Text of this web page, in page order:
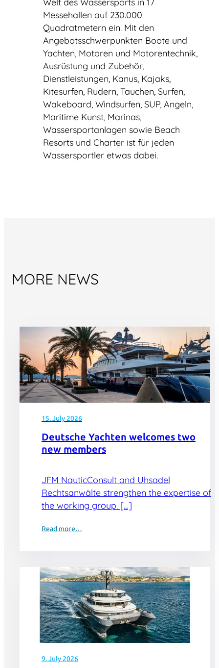
Welt des Wassersports in 17
Messehallen auf 230.000
Quadratmetern ein. Mit den
Angebotsschwerpunkten Boote und
Yachten, Motoren und Motorentechnik,
Ausrüstung und Zubehör,
Dienstleistungen, Kanus, Kajaks,
Kitesurfen, Rudern, Tauchen, Surfen,
Wakeboard, Windsurfen, SUP, Angeln,
Maritime Kunst, Marinas,
Wassersportanlagen sowie Beach
Resorts und Charter ist für jeden
Wassersportler etwas dabei.
MORE NEWS
15. July 2026
Deutsche Yachten welcomes two
new members
JFM NauticConsult and Uhsadel
Rechtsanwälte strengthen the expertise of
the working group. […]
Read more…
9. July 2026